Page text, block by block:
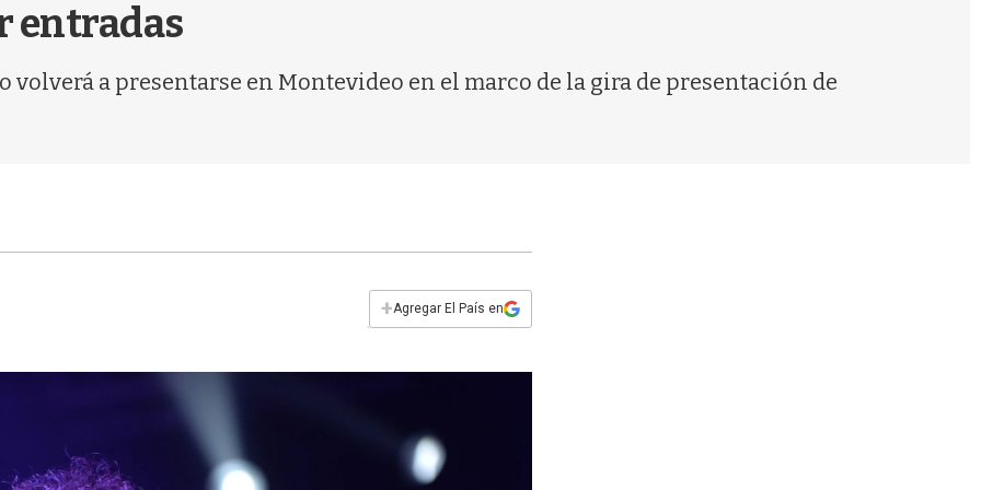
entradas
volverá a presentarse en Montevideo en el marco de la gira de presentación de
+Agregar El País en